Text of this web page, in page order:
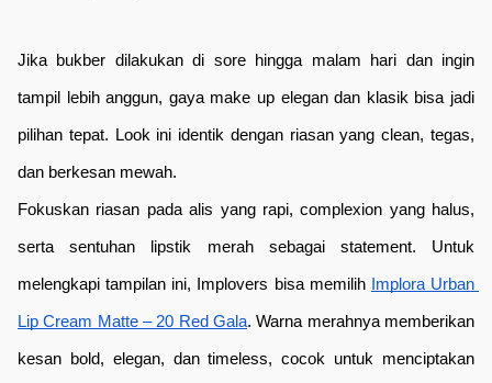
Jika bukber dilakukan di sore hingga malam hari dan ingin
tampil lebih anggun, gaya make up elegan dan klasik bisa jadi
pilihan tepat. Look ini identik dengan riasan yang clean, tegas,
dan berkesan mewah.
Fokuskan riasan pada alis yang rapi, complexion yang halus,
serta sentuhan lipstik merah sebagai statement. Untuk
melengkapi tampilan ini, Implovers bisa memilih Implora Urban
Lip Cream Matte – 20 Red Gala. Warna merahnya memberikan
kesan bold, elegan, dan timeless, cocok untuk menciptakan